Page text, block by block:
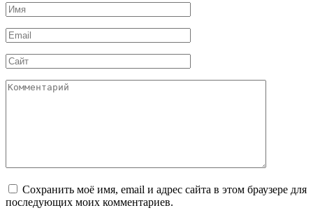
Имя
*
Email
*
Сайт
Комментарий
Сохранить моё имя, email и адрес сайта в этом браузере для
последующих моих комментариев.